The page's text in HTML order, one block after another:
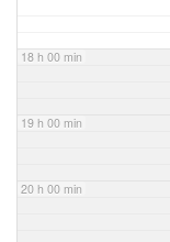
18 h 00 min
19 h 00 min
20 h 00 min